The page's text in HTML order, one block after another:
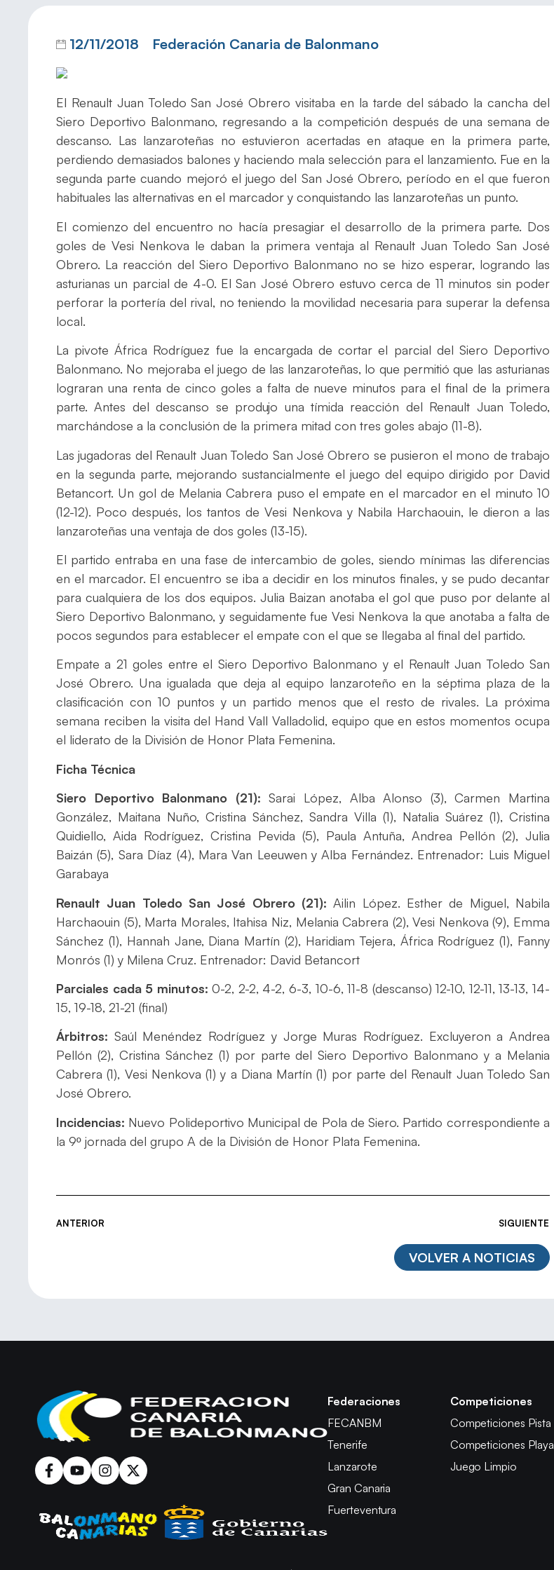
12/11/2018 Federación Canaria de Balonmano
El Renault Juan Toledo San José Obrero visitaba en la tarde del sábado la cancha del
Siero Deportivo Balonmano, regresando a la competición después de una semana de
descanso. Las lanzaroteñas no estuvieron acertadas en ataque en la primera parte,
perdiendo demasiados balones y haciendo mala selección para el lanzamiento. Fue en la
segunda parte cuando mejoró el juego del San José Obrero, período en el que fueron
habituales las alternativas en el marcador y conquistando las lanzaroteñas un punto.
El comienzo del encuentro no hacía presagiar el desarrollo de la primera parte. Dos
goles de Vesi Nenkova le daban la primera ventaja al Renault Juan Toledo San José
Obrero. La reacción del Siero Deportivo Balonmano no se hizo esperar, logrando las
asturianas un parcial de 4-0. El San José Obrero estuvo cerca de 11 minutos sin poder
perforar la portería del rival, no teniendo la movilidad necesaria para superar la defensa
local.
La pivote África Rodríguez fue la encargada de cortar el parcial del Siero Deportivo
Balonmano. No mejoraba el juego de las lanzaroteñas, lo que permitió que las asturianas
lograran una renta de cinco goles a falta de nueve minutos para el final de la primera
parte. Antes del descanso se produjo una tímida reacción del Renault Juan Toledo,
marchándose a la conclusión de la primera mitad con tres goles abajo (11-8).
Las jugadoras del Renault Juan Toledo San José Obrero se pusieron el mono de trabajo
en la segunda parte, mejorando sustancialmente el juego del equipo dirigido por David
Betancort. Un gol de Melania Cabrera puso el empate en el marcador en el minuto 10
(12-12). Poco después, los tantos de Vesi Nenkova y Nabila Harchaouin, le dieron a las
lanzaroteñas una ventaja de dos goles (13-15).
El partido entraba en una fase de intercambio de goles, siendo mínimas las diferencias
en el marcador. El encuentro se iba a decidir en los minutos finales, y se pudo decantar
para cualquiera de los dos equipos. Julia Baizan anotaba el gol que puso por delante al
Siero Deportivo Balonmano, y seguidamente fue Vesi Nenkova la que anotaba a falta de
pocos segundos para establecer el empate con el que se llegaba al final del partido.
Empate a 21 goles entre el Siero Deportivo Balonmano y el Renault Juan Toledo San
José Obrero. Una igualada que deja al equipo lanzaroteño en la séptima plaza de la
clasificación con 10 puntos y un partido menos que el resto de rivales. La próxima
semana reciben la visita del Hand Vall Valladolid, equipo que en estos momentos ocupa
el liderato de la División de Honor Plata Femenina.
Ficha Técnica
Siero Deportivo Balonmano (21):Sarai López, Alba Alonso (3), Carmen Martina
González, Maitana Nuño, Cristina Sánchez, Sandra Villa (1), Natalia Suárez (1), Cristina
Quidiello, Aida Rodríguez, Cristina Pevida (5), Paula Antuña, Andrea Pellón (2), Julia
Baizán (5), Sara Díaz (4), Mara Van Leeuwen y Alba Fernández. Entrenador: Luis Miguel
Garabaya
Renault Juan Toledo San José Obrero (21): Ailin López. Esther de Miguel, Nabila
Harchaouin (5), Marta Morales, Itahisa Niz, Melania Cabrera (2), Vesi Nenkova (9), Emma
Sánchez (1), Hannah Jane, Diana Martín (2), Haridiam Tejera, África Rodríguez (1), Fanny
Monrós (1) y Milena Cruz. Entrenador: David Betancort
Parciales cada 5 minutos:0-2, 2-2, 4-2, 6-3, 10-6, 11-8 (descanso) 12-10, 12-11, 13-13, 14-
15, 19-18, 21-21 (final)
Árbitros: Saúl Menéndez Rodríguez y Jorge Muras Rodríguez. Excluyeron a Andrea
Pellón (2), Cristina Sánchez (1) por parte del Siero Deportivo Balonmano y a Melania
Cabrera (1), Vesi Nenkova (1) y a Diana Martín (1) por parte del Renault Juan Toledo San
José Obrero.
Incidencias: Nuevo Polideportivo Municipal de Pola de Siero. Partido correspondiente a
la 9º jornada del grupo A de la División de Honor Plata Femenina.
ANTERIOR SIGUIENTE
VOLVER A NOTICIAS
Federaciones
FECANBM
Tenerife
Lanzarote
Gran Canaria
Fuerteventura
Competiciones
Competiciones Pista
Competiciones Playa
Juego Limpio